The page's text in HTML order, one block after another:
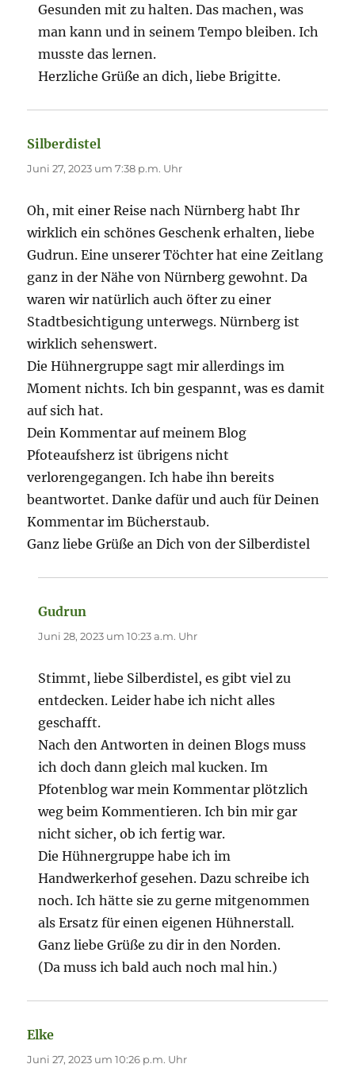
Gesunden mit zu halten. Das machen, was
man kann und in seinem Tempo bleiben. Ich
musste das lernen.
Herzliche Grüße an dich, liebe Brigitte.
Silberdistel
Juni 27, 2023 um 7:38 p.m. Uhr
Oh, mit einer Reise nach Nürnberg habt Ihr
wirklich ein schönes Geschenk erhalten, liebe
Gudrun. Eine unserer Töchter hat eine Zeitlang
ganz in der Nähe von Nürnberg gewohnt. Da
waren wir natürlich auch öfter zu einer
Stadtbesichtigung unterwegs. Nürnberg ist
wirklich sehenswert.
Die Hühnergruppe sagt mir allerdings im
Moment nichts. Ich bin gespannt, was es damit
auf sich hat.
Dein Kommentar auf meinem Blog
Pfoteaufsherz ist übrigens nicht
verlorengegangen. Ich habe ihn bereits
beantwortet. Danke dafür und auch für Deinen
Kommentar im Bücherstaub.
Ganz liebe Grüße an Dich von der Silberdistel
Gudrun
Juni 28, 2023 um 10:23 a.m. Uhr
Stimmt, liebe Silberdistel, es gibt viel zu
entdecken. Leider habe ich nicht alles
geschafft.
Nach den Antworten in deinen Blogs muss
ich doch dann gleich mal kucken. Im
Pfotenblog war mein Kommentar plötzlich
weg beim Kommentieren. Ich bin mir gar
nicht sicher, ob ich fertig war.
Die Hühnergruppe habe ich im
Handwerkerhof gesehen. Dazu schreibe ich
noch. Ich hätte sie zu gerne mitgenommen
als Ersatz für einen eigenen Hühnerstall.
Ganz liebe Grüße zu dir in den Norden.
(Da muss ich bald auch noch mal hin.)
Elke
Juni 27, 2023 um 10:26 p.m. Uhr